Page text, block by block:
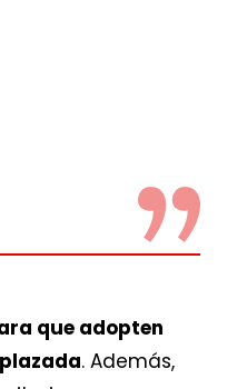
que adopten
. Además,